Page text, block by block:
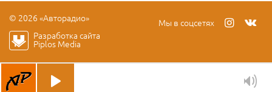
© 2026 «Авторадио»
Мы в соцсетях
Разработка сайта
Piplos Media